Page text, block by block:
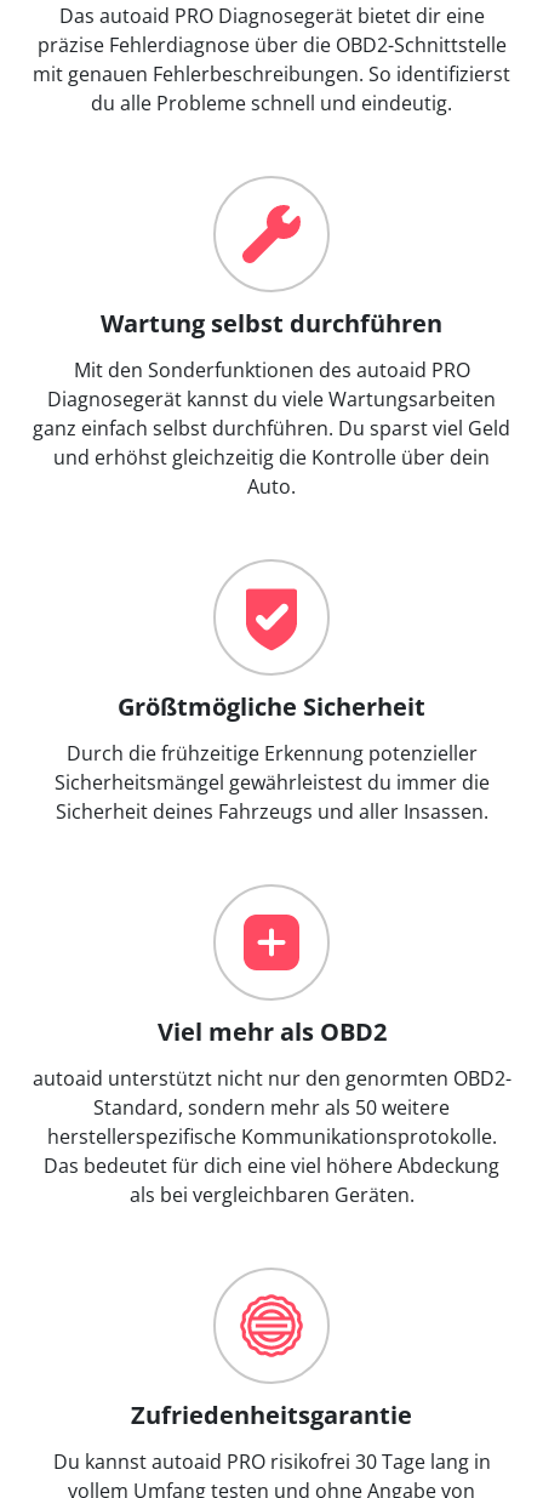
Das autoaid PRO Diagnosegerät bietet dir eine
präzise Fehlerdiagnose über die OBD2-Schnittstelle
mit genauen Fehlerbeschreibungen. So identifizierst
du alle Probleme schnell und eindeutig.
Wartung selbst durchführen
Mit den Sonderfunktionen des autoaid PRO
Diagnosegerät kannst du viele Wartungsarbeiten
ganz einfach selbst durchführen. Du sparst viel Geld
und erhöhst gleichzeitig die Kontrolle über dein
Auto.
Größtmögliche Sicherheit
Durch die frühzeitige Erkennung potenzieller
Sicherheitsmängel gewährleistest du immer die
Sicherheit deines Fahrzeugs und aller Insassen.
Viel mehr als OBD2
autoaid unterstützt nicht nur den genormten OBD2-
Standard, sondern mehr als 50 weitere
herstellerspezifische Kommunikationsprotokolle.
Das bedeutet für dich eine viel höhere Abdeckung
als bei vergleichbaren Geräten.
Zufriedenheitsgarantie
Du kannst autoaid PRO risikofrei 30 Tage lang in
vollem Umfang testen und ohne Angabe von